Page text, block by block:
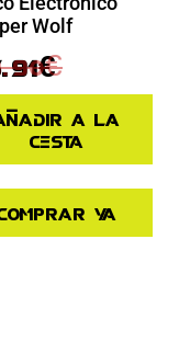
Wolf
€
€
a la
cesta
ya